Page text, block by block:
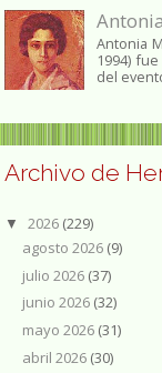
Antonia
1994)
del
Archivo de
▼ 2026 (229)
agosto 2026 (9)
julio 2026 (37)
junio 2026 (32)
mayo 2026 (31)
abril 2026 (30)